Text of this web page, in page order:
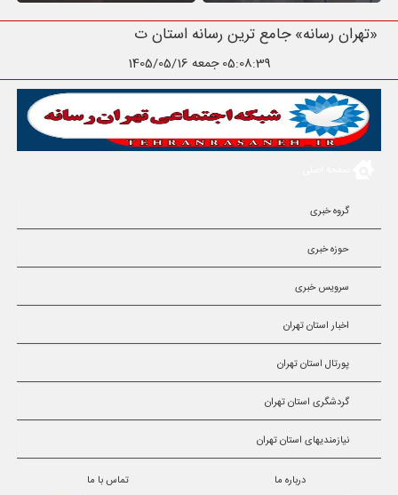
«تهران رسانه» جامع ترین رسانه استان تهران
05:08:40جمعه 1405/05/16
گروه خبری
حوزه خبری
سرویس خبری
اخبار استان تهران
پورتال استان تهران
گردشگری استان تهران
نیازمندیهای استان تهران
درباره ما تماس با ما